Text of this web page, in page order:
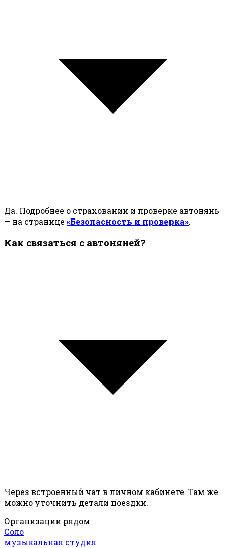
Да. Подробнее о страховании и проверке автонянь
— на странице «Безопасность и проверка».
Как связаться с автоняней?
Через встроенный чат в личном кабинете. Там же
можно уточнить детали поездки.
Организации рядом
Соло
музыкальная студия